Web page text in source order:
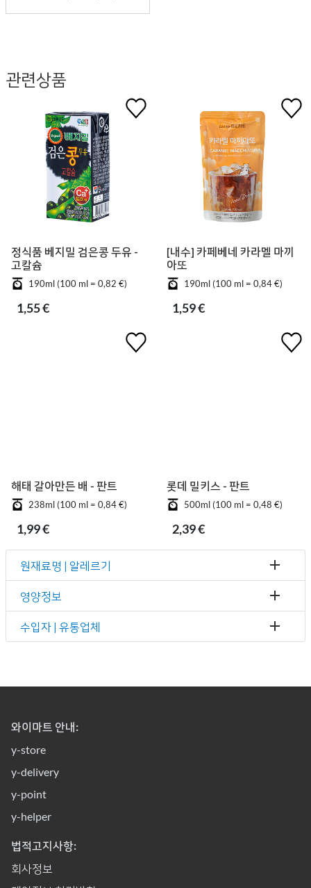
관련상품
정식품 베지밀 검은콩 두유 -
고칼슘
190ml (100 ml = 0,82 €)
1,55 €
[내수] 카페베네 카라멜 마끼
아또
190ml (100 ml = 0,84 €)
1,59 €
해태 갈아만든 배 - 판트
238ml (100 ml = 0,84 €)
1,99 €
롯데 밀키스 - 판트
500ml (100 ml = 0,48 €)
2,39 €
원재료명 | 알레르기
영양정보
수입자 | 유통업체
와이마트 안내:
y-store
y-delivery
y-point
y-helper
법적고지사항:
회사정보